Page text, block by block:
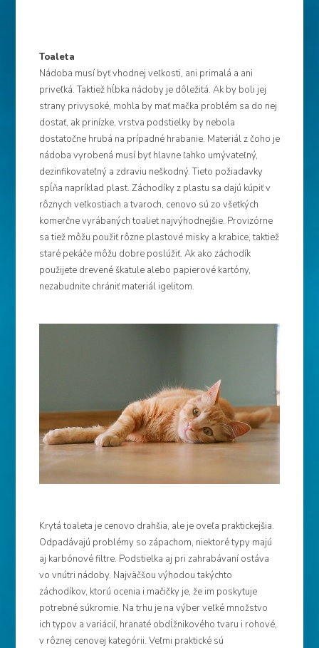
Toaleta
Nádoba musí byť vhodnej veľkosti, ani primalá a ani
priveľká. Taktiež hĺbka nádoby je dôležitá. Ak by boli jej
strany privysoké, mohla by mať mačka problém sa do nej
dostať, ak prinízke, vrstva podstielky by nebola
dostatočne hrubá na prípadné hrabanie. Materiál z čoho je
nádoba vyrobená musí byť hlavne ľahko umývateľný,
dezinfikovateľný a zdraviu neškodný. Tieto požiadavky
spĺňa napríklad plast. Záchodíky z plastu sa dajú kúpiť v
rôznych veľkostiach a tvaroch, cenovo sú zo všetkých
komerčne vyrábaných toaliet najvýhodnejšie. Provizórne
sa tiež môžu použiť rôzne plastové misky a krabice, taktiež
staré pekáče môžu dobre poslúžiť. Ak ako záchodík
použijete drevené škatule alebo papierové kartóny,
nezabudnite chrániť materiál igelitom.
Krytá toaleta je cenovo drahšia, ale je oveľa praktickejšia.
Odpadávajú problémy so zápachom, niektoré typy majú
aj karbónové filtre. Podstielka aj pri zahrabávaní ostáva
vo vnútri nádoby. Najväčšou výhodou takýchto
záchodíkov, ktorú ocenia i mačičky je, že im poskytuje
potrebné súkromie. Na trhu je na výber veľké množstvo
ich typov a variácií, hranaté obdĺžnikového tvaru i rohové,
v rôznej cenovej kategórii. Veľmi praktické sú